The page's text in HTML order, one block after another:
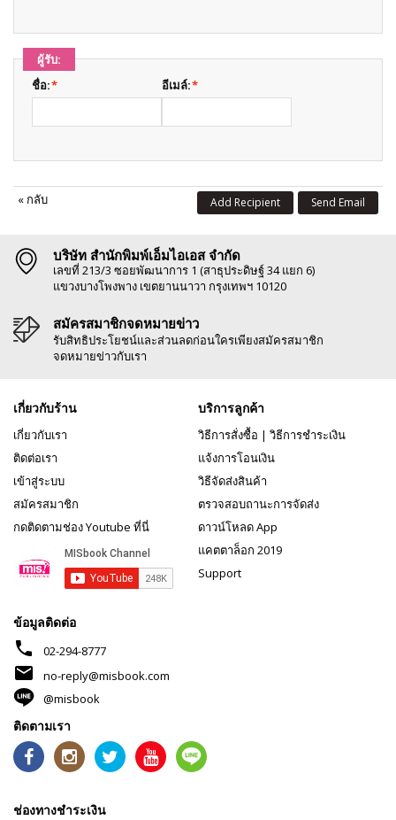
ผู้รับ:
*
ชื่อ: *
อีเมล์:
« กลับ Send Email
Add Recipient
บริษัท สำนักพิมพ์เอ็มไอเอส จำกัด
เลขที่ 213/3 ซอยพัฒนาการ 1 (สาธุประดิษฐ์ 34 แยก 6)
แขวงบางโพงพาง เขตยานนาวา กรุงเทพฯ 10120
สมัครสมาชิกจดหมายข่าว
รับสิทธิประโยชน์และส่วนลดก่อนใครเพียงสมัครสมาชิก
จดหมายข่าวกับเรา
เกี่ยวกับร้าน
เกี่ยวกับเรา
ติดต่อเรา
เข้าสู่ระบบ
สมัครสมาชิก
กดติดตามช่อง Youtube ที่นี่
บริการลูกค้า
วิธีการสั่งซื้อ | วิธีการชำระเงิน
แจ้งการโอนเงิน
วิธีจัดส่งสินค้า
ตรวจสอบถานะการจัดส่ง
ดาวน์โหลด App
แคตตาล็อก 2019
Support
ข้อมูลติดต่อ
phone 02-294-8777
mail
no-reply@misbook.com
@misbook
ติดตามเรา
ช่องทางชำระเงิน